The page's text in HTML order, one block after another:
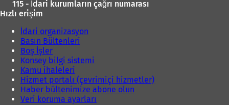
115 - İdari kurumların çağrı numarası
Hızlı erişim
İdari organizasyon
Basın Bültenleri
Boş İşler
Konsey bilgi sistemi
Kamu ihaleleri
Hizmet portalı (çevrimiçi hizmetler)
Haber bültenimize abone olun
Veri koruma ayarları